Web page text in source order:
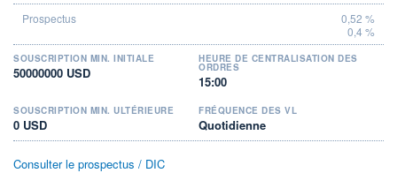
0,52 %
0,4 %
SOUSCRIPTION MIN. INITIALE
50000000 USD
HEURE DE CENTRALISATION DES
ORDRES
15:00
SOUSCRIPTION MIN. ULTÉRIEURE
0 USD
FRÉQUENCE DES VL
Quotidienne
Consulter le prospectus / DIC